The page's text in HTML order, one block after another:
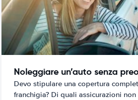
Noleggiare un’auto senza
Devo stipulare una copertura
franchigia? Di quali assicurazioni non